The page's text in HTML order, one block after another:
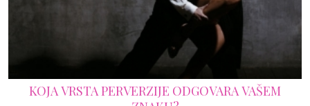
KOJA VRSTA PERVERZIJE ODGOVARA VAŠEM